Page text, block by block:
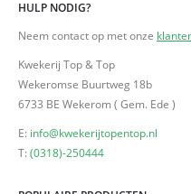
HULP NODIG?
Neem contact op met onze
Kwekerij Top & Top
Wekeromse Buurtweg 18b
6733 BE Wekerom ( Gem. Ede )
E: info@kwekerijtopentop.nl
T:(0318)-250444